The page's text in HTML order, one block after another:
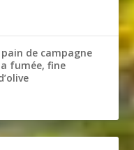
de campagne
fumée, fine